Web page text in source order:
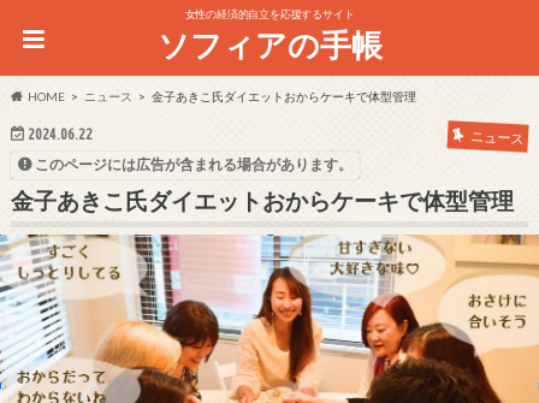
女性の経済的自立を応援するサイト
ソフィアの手帳
HOME ニュース 金子あきこ氏ダイエットおからケーキで体型管理
2024.06.22 ニュース
このページには広告が含まれる場合があります。
金子あきこ氏ダイエットおからケーキで体型管理